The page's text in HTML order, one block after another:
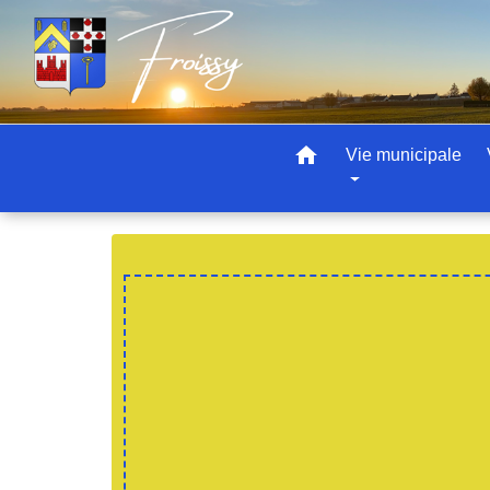
home Vie municipale